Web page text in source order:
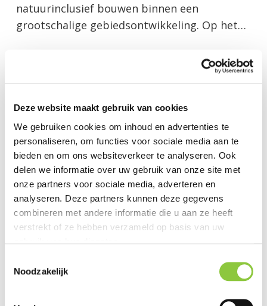
Deze website maakt gebruik van cookies
We gebruiken cookies om inhoud en advertenties te
personaliseren, om functies voor sociale media aan te
bieden en om ons websiteverkeer te analyseren. Ook
delen we informatie over uw gebruik van onze site met
onze partners voor sociale media, adverteren en
analyseren. Deze partners kunnen deze gegevens
combineren met andere informatie die u aan ze heeft
verstrekt of ze hebben verzameld op basis van uw
Noodzakelijk
natuurinclusief bouwen binnen een
grootschalige gebiedsontwikkeling. Op het…
inrichtingsadvies Blauwe